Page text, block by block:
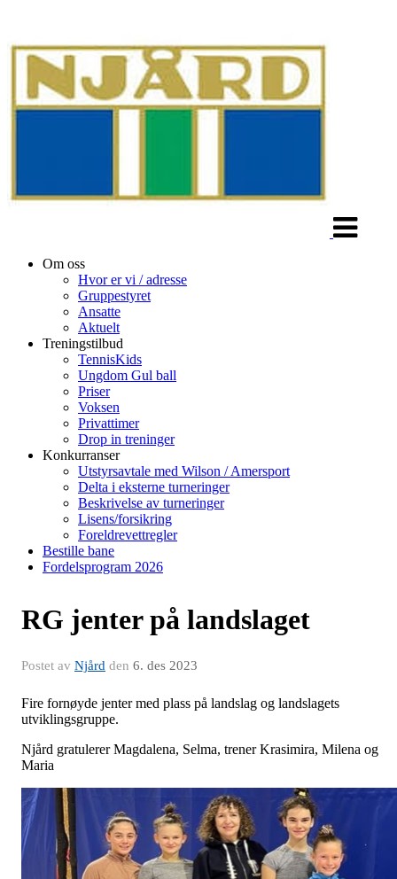
Om oss
Hvor er vi / adresse
Gruppestyret
Ansatte
Aktuelt
Treningstilbud
TennisKids
Ungdom Gul ball
Priser
Voksen
Privattimer
Drop in treninger
Konkurranser
Utstyrsavtale med Wilson / Amersport
Delta i eksterne turneringer
Beskrivelse av turneringer
Lisens/forsikring
Foreldrevettregler
Bestille bane
Fordelsprogram 2026
RG jenter på landslaget
Postet av Njård den 6. des 2023
Fire fornøyde jenter med plass på landslag og landslagets
utviklingsgruppe.
Njård gratulerer Magdalena, Selma, trener Krasimira, Milena og
Maria